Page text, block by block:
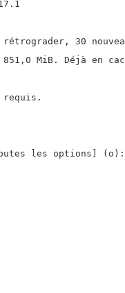
30
MiB. Déjà en